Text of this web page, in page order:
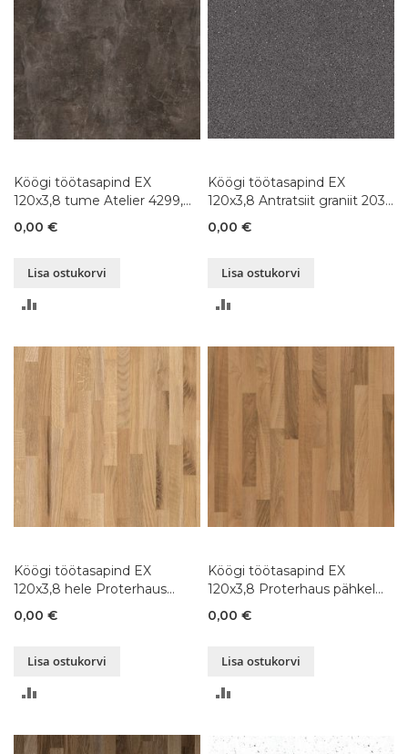
Köögi töötasapind EX
120x3,8 tume Atelier 4299,
80-300x120xK3,8 cm
0,00 €
Lisa ostukorvi
Köögi töötasapind EX
120x3,8 Antratsiit graniit 203,
80-300x120xK3,8 cm
0,00 €
Lisa ostukorvi
Köögi töötasapind EX
120x3,8 hele Proterhaus
tamm K091, 80-
300x120xK3,8 cm
0,00 €
Lisa ostukorvi
Köögi töötasapind EX
120x3,8 Proterhaus pähkel
K206, 80-300x120xK3,8 cm
0,00 €
Lisa ostukorvi